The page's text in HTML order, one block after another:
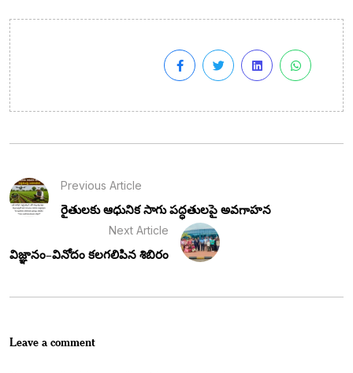
Previous Article
రైతులకు ఆధునిక సాగు పద్ధతులపై అవగాహన
Next Article
విజ్ఞానం–వినోదం కలగలిపిన శిబిరం
Leave a comment